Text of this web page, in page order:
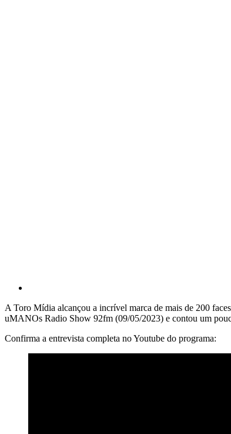
A Toro Mídia alcançou a incrível marca de mais de 200
uMANOs Radio Show 92fm (09/05/2023) e contou um
Confirma a entrevista completa no Youtube do programa: